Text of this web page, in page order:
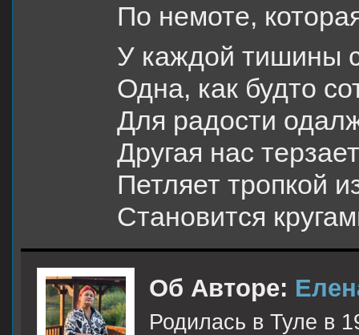
По немоте,
У каждой тишины
Одна, как будто
Для радости
Другая нас
Петляет тропкой
Становится
Об Авторе:
Родилась в Туле в